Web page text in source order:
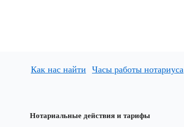
Как нас найти Часы работы нотариуса
Нотариальные действия и тарифы